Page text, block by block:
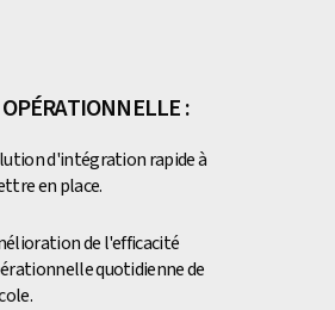
:
d'intégration rapide à
en place.
de l'efficacité
quotidienne de